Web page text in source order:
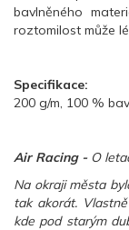
bavlněného
roztomilost může
Specifikace:
200 g/m, 100 %
Air Racing - O
Na okraji města
tak akorát.
kde pod starým